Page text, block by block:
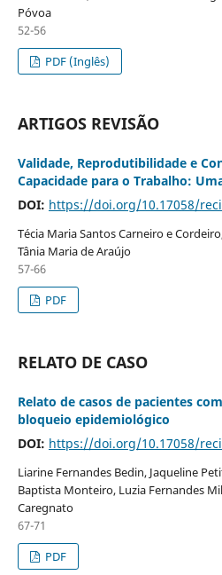
Póvoa
52-56
PDF (Inglês)
ARTIGOS REVISÃO
Validade, Reprodutibilidade e
Capacidade para o Trabalho:
DOI: https://doi.org/10.17058/
Técia Maria Santos Carneiro e
Tânia Maria de Araújo
57-66
PDF
RELATO DE CASO
Relato de casos de pacientes
bloqueio epidemiológico
DOI: https://doi.org/10.17058/
Liarine Fernandes Bedin, Jaqueline
Baptista Monteiro, Luzia Fernandes
Caregnato
67-71
PDF